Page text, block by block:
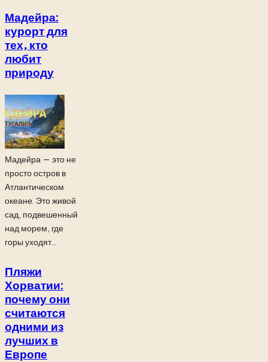
Мадейра:
курорт для
тех, кто
любит
природу
Мадейра — это не
просто остров в
Атлантическом
океане. Это живой
сад, подвешенный
над морем, где
горы уходят...
Пляжи
Хорватии:
почему они
считаются
одними из
лучших в
Европе